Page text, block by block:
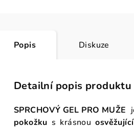
Popis Diskuze
Detailní popis produktu
SPRCHOVÝ GEL PRO MUŽE
pokožku s krásnou